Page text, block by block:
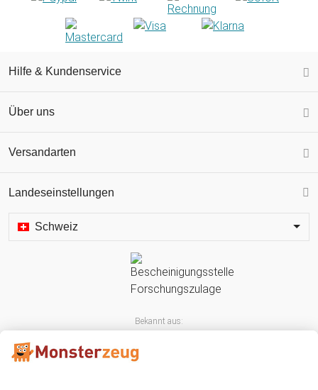
Hilfe & Kundenservice
Über uns
Versandarten
Landeseinstellungen
Schweiz
Bekannt aus: